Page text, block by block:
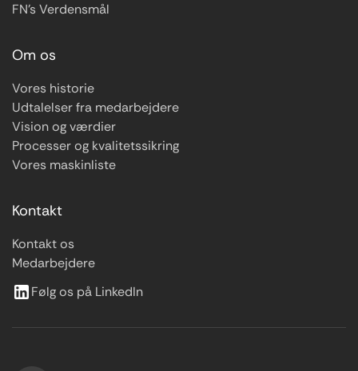
FN’s Verdensmål
Om os
Vores historie
Udtalelser fra medarbejdere
Vision og værdier
Processer og kvalitetssikring
Vores maskinliste
Kontakt
Kontakt os
Medarbejdere
Følg os på LinkedIn